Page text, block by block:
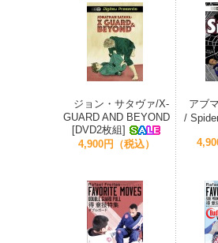
ジョン・サタヴァ/X-
GUARD AND BEYOND
[DVD2枚組]
4,900円（税込）
アブ
/